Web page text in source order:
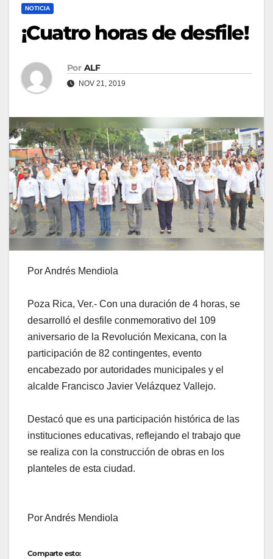
NOTICIA
¡Cuatro horas de desfile!
Por ALF
NOV 21, 2019
Por Andrés Mendiola
Poza Rica, Ver.- Con una duración de 4 horas, se
desarrolló el desfile conmemorativo del 109
aniversario de la Revolución Mexicana, con la
participación de 82 contingentes, evento
encabezado por autoridades municipales y el
alcalde Francisco Javier Velázquez Vallejo.
Destacó que es una participación histórica de las
instituciones educativas, reflejando el trabajo que
se realiza con la construcción de obras en los
planteles de esta ciudad.
Por Andrés Mendiola
Comparte esto: